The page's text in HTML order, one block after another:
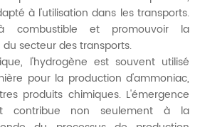
à l'utilisation dans les transports.
et promouvoir la
secteur des transports.
l'hydrogène est souvent utilisé
pour la production d'ammoniac,
produits chimiques. L'émergence
contribue non seulement à la